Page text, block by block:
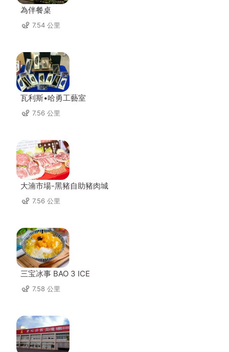
為伴餐桌
7.54 公里
瓦利斯•哈勇工藝室
7.56 公里
大湳市場-黑豬自助豬肉城
7.56 公里
三宝冰事 BAO 3 ICE
7.58 公里